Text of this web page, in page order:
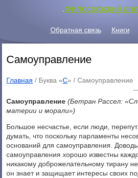
.Философский
Обратная связь Книги
Самоуправление
Главная / Буква «С» /Самоуправление
Самоуправление (Бетран Рассел:
материи и морали»)
Большое несчастье, если люди,
думать, что поскольку парламенты
оснований для самоуправления.
самоуправления хорошо известны
никакому доброжелательному тирану
он знает и защищает интересы своих